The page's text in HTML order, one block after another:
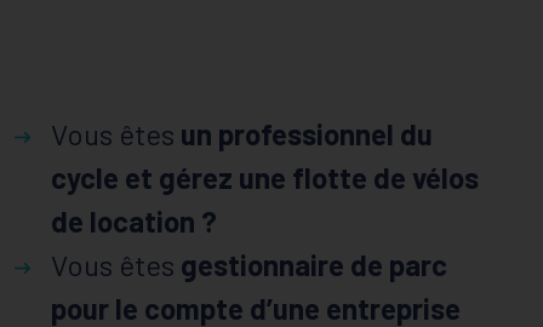
Vous êtes un professionnel du
cycle et gérez une flotte de vélos
de location ?
Vous êtes gestionnaire de parc
pour le compte d’une entreprise